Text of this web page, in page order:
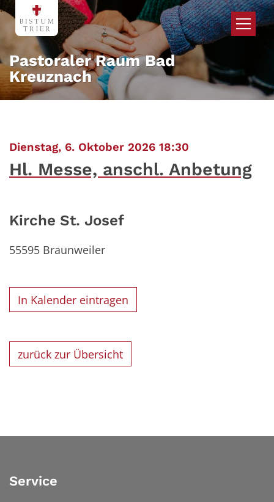
Zum Inhalt springen
Pastoraler Raum Bad
Kreuznach
Dienstag, 6. Oktober 2026 18:30
Hl. Messe, anschl. Anbetung
Kirche St. Josef
55595 Braunweiler
In Kalender eintragen
zurück zur Übersicht
Service